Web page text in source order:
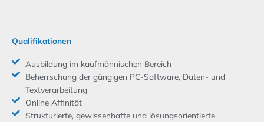
Qualifikationen
Ausbildung im kaufmännischen Bereich
Beherrschung der gängigen PC-Software, Daten- und
Textverarbeitung
Online Affinität
Strukturierte, gewissenhafte und lösungsorientierte